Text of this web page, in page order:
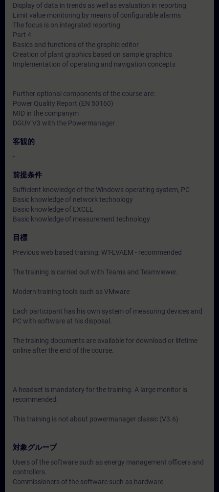
Display of data in trends as well as evaluation in reporting
Limit value monitoring by means of configurable alarms
The focus is on integrated reporting
Part 4
Basics and functions of the graphic editor
Creation of plant graphics based on sample graphics
Implementation of operating and navigation concepts
Further optional components of the course are:
Power Quality Report (EN 50160)
MID in the companym
DGUV V3 with the Powermanager
客観的
-
前提条件
Sufficient knowledge of the Windows operating system, PC
Basic knowledge of network technology
Basic knowledge of EXCEL
Basic knowledge of measurement technology
目標
Previous web based training: WT-LVAEM - recommended
The training is carried out with Teams and Teamviewer.
Modern training tools such as VMware
Each participant has his own system of measuring devices and
PC with software at his disposal.
The training documents are available for download or lifetime
online after the end of the course.
A headset is mandatory for the training. A large monitor is
recommended.
This training is not about powermanager classic (V3.6)
対象グループ
Users of the software such as energy management officers and
controllers.
Commissioners of the software such as hardware